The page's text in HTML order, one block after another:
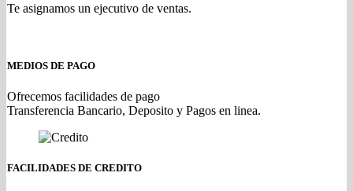
Te asignamos un ejecutivo de ventas.
MEDIOS DE PAGO
Ofrecemos facilidades de pago
Transferencia Bancario, Deposito y Pagos en linea.
FACILIDADES DE CREDITO